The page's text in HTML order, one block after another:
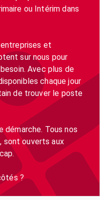
ou Intérim dans
et
sur nous pour
Avec plus de
chaque jour
de trouver le poste
démarche. Tous nos
sont ouverts aux
Alors prêt(e) à travailler à nos côtés ?